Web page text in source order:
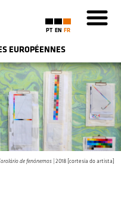
EUROPÉENNES
PT EN FR
de fenónemos| 2018 [cortesia do artista]